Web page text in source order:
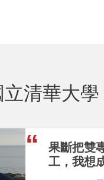
立清華大
果斷把雙
工，我想